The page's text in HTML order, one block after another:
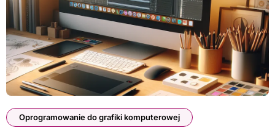
Oprogramowanie do grafiki komputerowej